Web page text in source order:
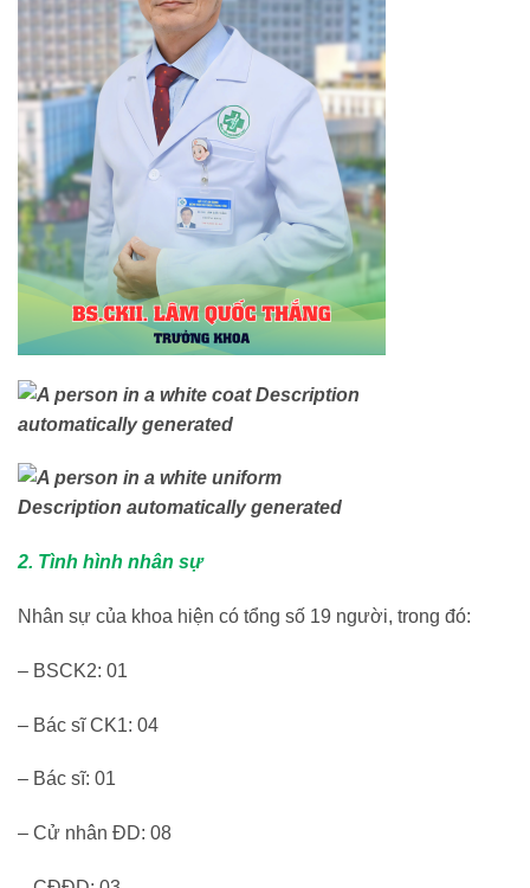
2. Tình hình nhân sự
Nhân sự của khoa hiện có tổng số 19 người, trong đó:
– BSCK2: 01
– Bác sĩ CK1: 04
– Bác sĩ: 01
– Cử nhân ĐD: 08